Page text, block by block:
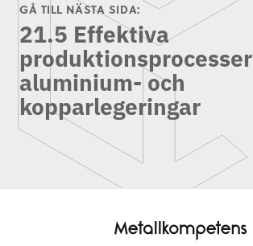
GÅ TILL NÄSTA SIDA:
21.5 Effektiva
produktionsprocesser
aluminium- och
kopparlegeringar